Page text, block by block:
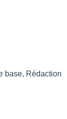
base, Rédaction